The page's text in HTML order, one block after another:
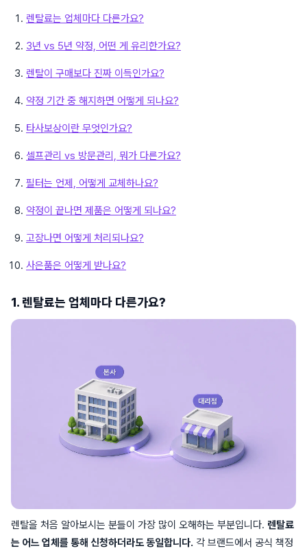
렌탈료는 업체마다 다른가요?
3년 vs 5년 약정, 어떤 게 유리한가요?
렌탈이 구매보다 진짜 이득인가요?
약정 기간 중 해지하면 어떻게 되나요?
타사보상이란 무엇인가요?
셀프관리 vs 방문관리, 뭐가 다른가요?
필터는 언제, 어떻게 교체하나요?
약정이 끝나면 제품은 어떻게 되나요?
고장나면 어떻게 처리되나요?
사은품은 어떻게 받나요?
1. 렌탈료는 업체마다 다른가요?
렌탈을 처음 알아보시는 분들이 가장 많이 오해하는 부분입니다. 렌탈료
는 어느 업체를 통해 신청하더라도 동일합니다. 각 브랜드에서 공식 책정